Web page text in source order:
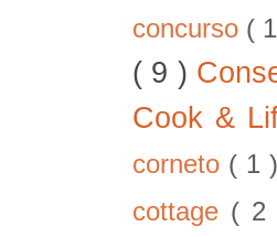
concurso (
( 9 )
Cook &
corneto ( 1 )
cottage ( 2